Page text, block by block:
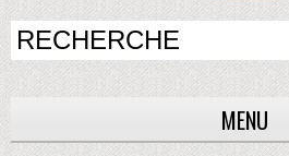
MENU